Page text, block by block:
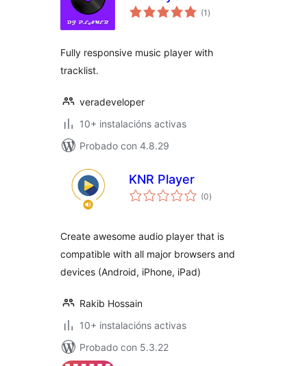
(1 valoracións
totais
)
Fully responsive music player with
tracklist.
veradeveloper
10+ instalacións activas
Probado con 4.8.29
KNR Player
(0valoracións
totais
)
Create awesome audio player that is
compatible with all major browsers and
devices (Android, iPhone, iPad)
Rakib Hossain
10+ instalacións activas
Probado con 5.3.22